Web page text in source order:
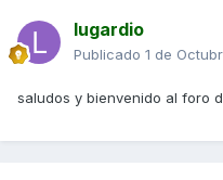
lugardio
Publicado 1 de
saludos y bienvenido al foro